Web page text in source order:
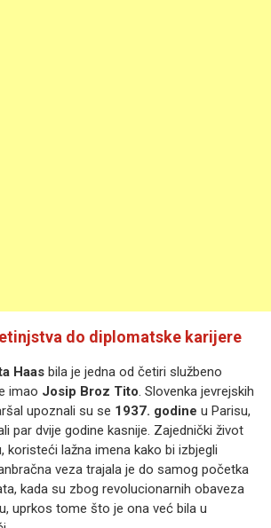
do diplomatske karijere
Haas bila je jedna od četiri službeno
imao Josip Broz Tito. Slovenka jevrejskih
upoznali su se 1937. godine u Parisu,
par dvije godine kasnije. Zajednički život
koristeći lažna imena kako bi izbjegli
veza trajala je do samog početka
kada su zbog revolucionarnih obaveza
uprkos tome što je ona već bila u